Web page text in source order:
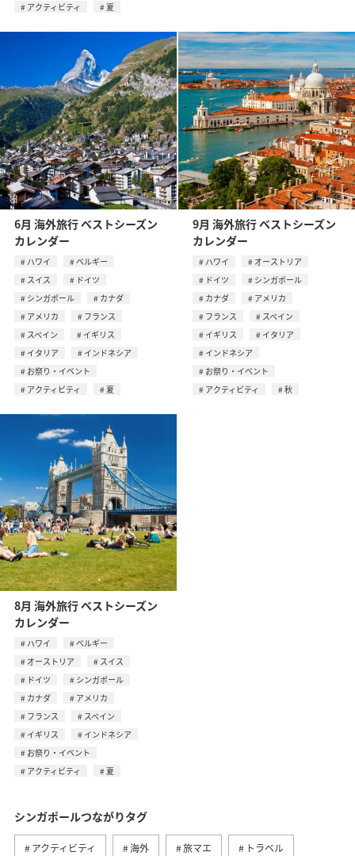
アクティビティ
夏
6月 海外旅行 ベストシーズン
カレンダー
ハワイ
ベルギー
スイス
ドイツ
シンガポール
カナダ
アメリカ
フランス
スペイン
イギリス
イタリア
インドネシア
お祭り・イベント
アクティビティ
夏
9月 海外旅行 ベストシーズン
カレンダー
ハワイ
オーストリア
ドイツ
シンガポール
カナダ
アメリカ
フランス
スペイン
イギリス
イタリア
インドネシア
お祭り・イベント
アクティビティ
秋
8月 海外旅行 ベストシーズン
カレンダー
ハワイ
ベルギー
オーストリア
スイス
ドイツ
シンガポール
カナダ
アメリカ
フランス
スペイン
イギリス
インドネシア
お祭り・イベント
アクティビティ
夏
シンガポールつながりタグ
アクティビティ 海外 旅マエ トラベル